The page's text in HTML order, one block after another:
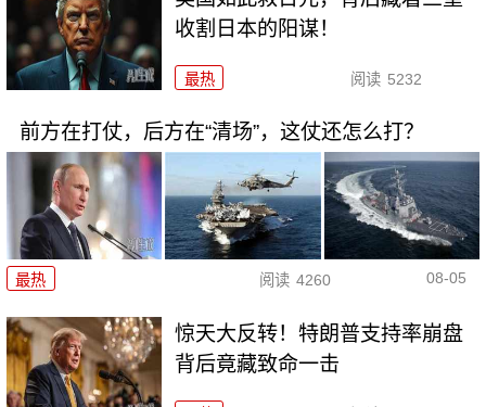
收割日本的阳谋！
最热 阅读 5232
前方在打仗，后方在“清场”，这仗还怎么打？
最热 阅读 4260 08-05
惊天大反转！特朗普支持率崩盘
背后竟藏致命一击